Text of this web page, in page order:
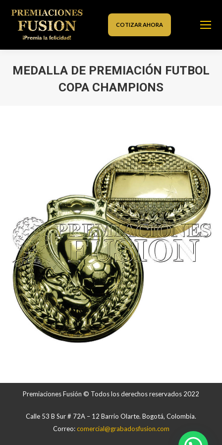
COTIZAR AHORA
MEDALLA DE PREMIACIÓN FUTBOL
COPA CHAMPIONS
Premiaciones Fusión © Todos los derechos reservados 2022
Calle 53 B Sur # 72A – 12 Barrio Olarte. Bogotá, Colombia.
Correo:comercial@grabadosfusion.com